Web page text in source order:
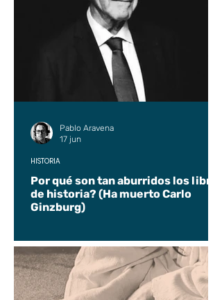
Por qué son tan aburridos los libros
de historia? (Ha muerto Carlo
Ginzburg)
HISTORIA
Pablo Aravena
17 jun